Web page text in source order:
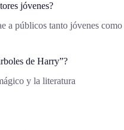
jóvenes?
a públicos tanto jóvenes como
de Harry”?
y la literatura